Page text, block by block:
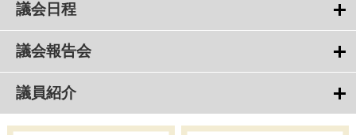
議会日程
議会報告会
議員紹介